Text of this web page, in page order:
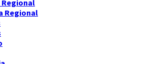
Regional
Regional